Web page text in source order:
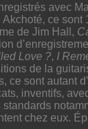
avec
Akchoté, ce sont 1
de Jim Hall,
Love ?, I
de la
ce sont autant
inventifs,
chez eux.